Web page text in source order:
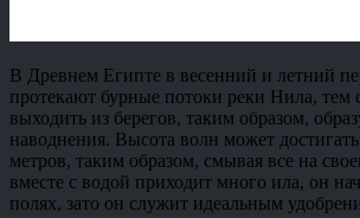
В Древнем Египте в весенний и летний
протекают бурные потоки реки Нила,
выходить из берегов, таким образом,
наводнения. Высота волн может
метров, таким образом, смывая все на
вместе с водой приходит много ила, он
полях, зато он служит идеальным